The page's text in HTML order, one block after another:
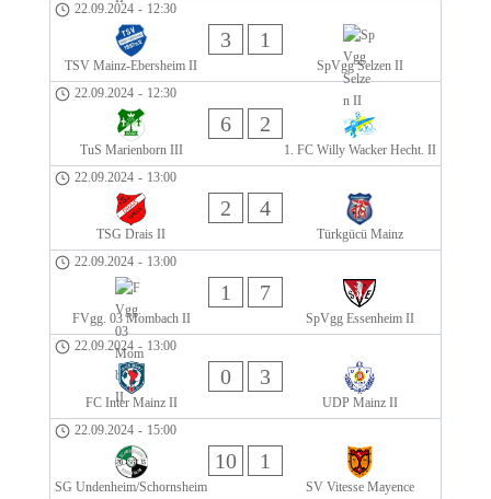
22.09.2024 - 12:30
TSV Mainz-Ebersheim II
3 1
SpVgg Selzen II
22.09.2024 - 12:30
TuS Marienborn III
6 2
1. FC Willy Wacker Hecht. II
22.09.2024 - 13:00
TSG Drais II
2 4
Türkgücü Mainz
22.09.2024 - 13:00
FVgg. 03 Mombach II
1 7
SpVgg Essenheim II
22.09.2024 - 13:00
FC Inter Mainz II
0 3
UDP Mainz II
22.09.2024 - 15:00
SG Undenheim/Schornsheim
10 1
SV Vitesse Mayence